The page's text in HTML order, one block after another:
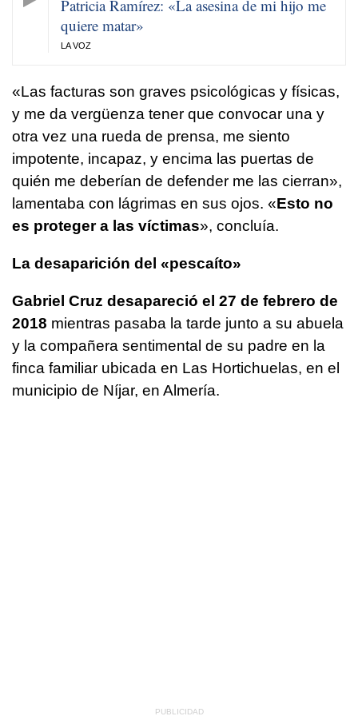
Patricia Ramírez: «La asesina de mi hijo me
quiere matar»
LA VOZ
«Las facturas son graves psicológicas y físicas,
y me da vergüenza tener que convocar una y
otra vez una rueda de prensa, me siento
impotente, incapaz, y encima las puertas de
quién me deberían de defender me las cierran»,
lamentaba con lágrimas en sus ojos. «Esto no
es proteger a las víctimas», concluía.
La desaparición del «pescaíto»
Gabriel Cruz desapareció el 27 de febrero de
2018 mientras pasaba la tarde junto a su abuela
y la compañera sentimental de su padre en la
finca familiar ubicada en Las Hortichuelas, en el
municipio de Níjar, en Almería.